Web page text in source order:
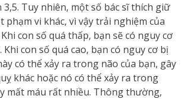
Tuy nhiên, một số bác sĩ thích giữ
vi khác, vì vậy trải nghiệm của
con số quá thấp, bạn sẽ có nguy cơ
Khi con số quá cao, bạn có nguy cơ bị
có thể xảy ra trong não của bạn, gây
khác hoặc nó có thể xảy ra trong
mất máu rất nhiều. Thông thường,